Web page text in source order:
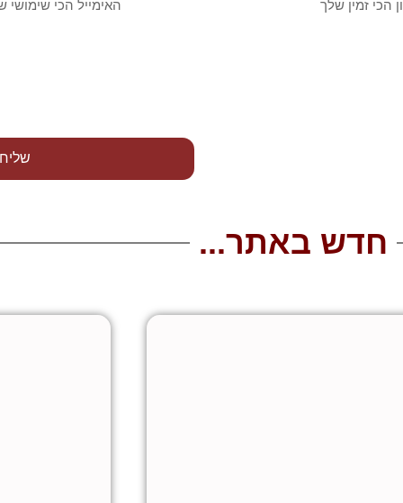
חדש באתר...